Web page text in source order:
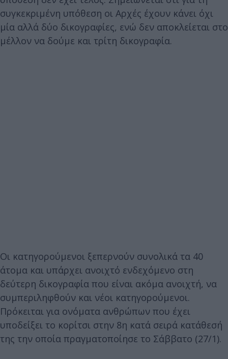
συγκεκριμένη υπόθεση οι Αρχές έχουν κάνει όχι
μία αλλά δύο δικογραφίες, ενώ δεν αποκλείεται στο
μέλλον να δούμε και τρίτη δικογραφία.
Οι κατηγορούμενοι ξεπερνούν συνολικά τα 40
άτομα και υπάρχει ανοιχτό ενδεχόμενο στη
δεύτερη δικογραφία που είναι ακόμα ανοιχτή, να
συμπεριληφθούν και νέοι κατηγορούμενοι.
Πρόκειται για ονόματα ανθρώπων που έχει
υποδείξει το κορίτσι στην 8η κατά σειρά κατάθεσή
της την οποία πραγματοποίησε το Σάββατο (27/1).